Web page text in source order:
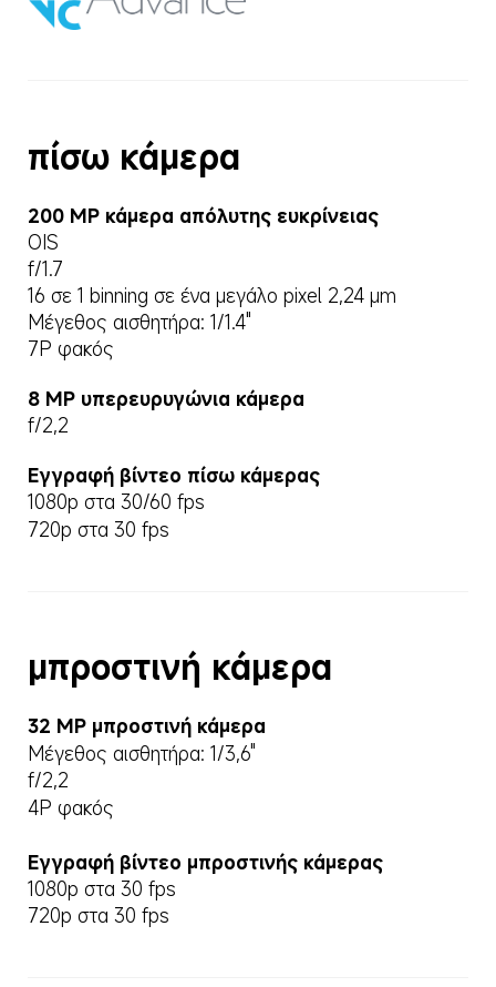
πίσω κάμερα
200 MP κάμερα απόλυτης ευκρίνειας
OIS
f/1.7
16 σε 1 binning σε ένα μεγάλο pixel 2,24 µm
Μέγεθος αισθητήρα: 1/1.4"
7P φακός
8 MP υπερευρυγώνια κάμερα
f/2,2
Εγγραφή βίντεο πίσω κάμερας
1080p στα 30/60 fps
720p στα 30 fps
μπροστινή κάμερα
32 MP μπροστινή κάμερα
Μέγεθος αισθητήρα: 1/3,6"
f/2,2
4P φακός
Εγγραφή βίντεο μπροστινής κάμερας
1080p στα 30 fps
720p στα 30 fps